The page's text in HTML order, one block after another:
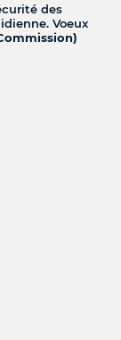
des
Voeux